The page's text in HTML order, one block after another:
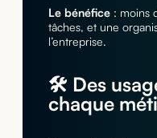
Le bénéfice: moins
tâches, et une
l’entreprise.
🛠️ Des
chaque